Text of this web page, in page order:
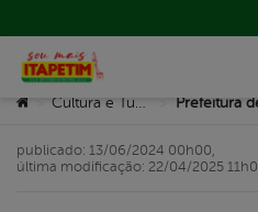
Você está aqui:
> Cultura e Turismo >
publicado: 13/06/2024 00h00,
última modificação: 22/04/2025